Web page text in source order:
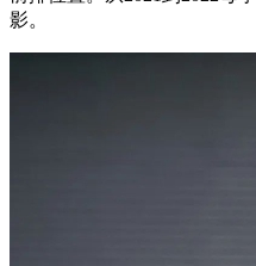
影。